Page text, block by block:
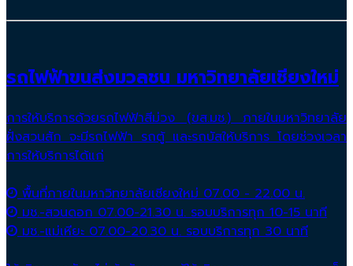
รถไฟฟ้าขนส่งมวลชน มหาวิทยาลัยเชียงใหม่
การให้บริการด้วยรถไฟฟ้าสีม่วง (ขส.มช.) ภายในมหาวิทยาลัย
ฝั่งสวนสัก จะมีรถไฟฟ้า รถตู้ และรถบัสให้บริการ โดยช่วงเวลา
การให้บริการได้แก่
พื้นที่ภายในมหาวิทยาลัยเชียงใหม่ 07.00 - 22.00 น.
มช.-สวนดอก 07.00-21.30 น. รอบบริการทุก 10-15 นาที
มช.-แม่เหียะ 07.00-20.30 น. รอบบริการทุก 30 นาที